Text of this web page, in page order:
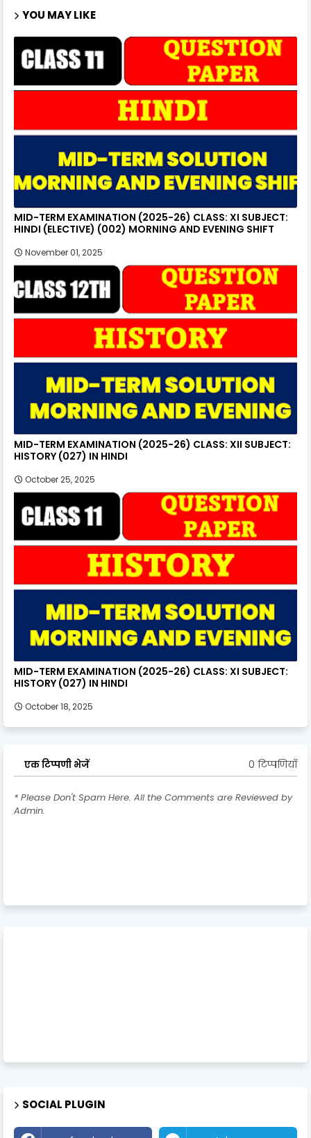
YOU MAY LIKE
MID-TERM EXAMINATION (2025-26) CLASS: XI SUBJECT:
HINDI (ELECTIVE) (002) MORNING AND EVENING SHIFT
November 01, 2025
MID-TERM EXAMINATION (2025-26) CLASS: XII SUBJECT:
HISTORY (027) IN HINDI
October 25, 2025
MID-TERM EXAMINATION (2025-26) CLASS: XI SUBJECT:
HISTORY (027) IN HINDI
October 18, 2025
एक टिप्पणी भेजें 0 टिप्पणियाँ
* Please Don't Spam Here. All the Comments are Reviewed by
Admin.
SOCIAL PLUGIN